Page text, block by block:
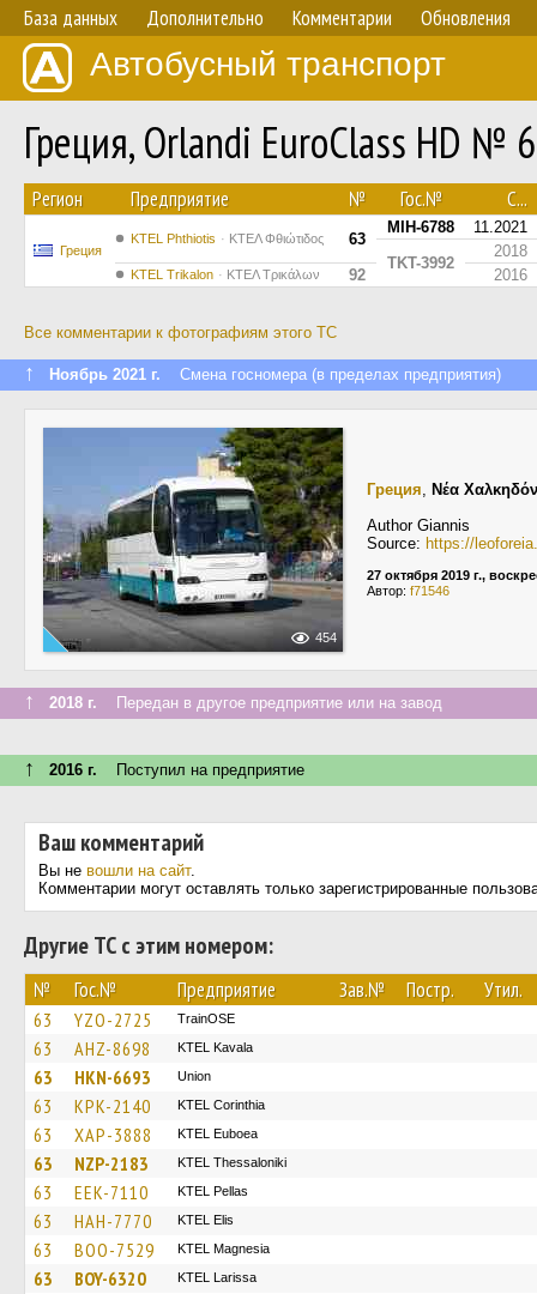
База данных Дополнительно Комментарии Обновления
Автобусный транспорт
Греция, Orlandi EuroClass HD №
Регион Предприятие № Гос.№ С...
Греция
ΚΤΕL Phthiotis ΚΤΕΛ Φθιώτιδος 63
MIH-6788
11.2021
TKT-3992
2018
ΚΤΕL Τrikalon ΚΤΕΛ Τρικάλων 92 2016
Все комментарии к фотографиям этого ТС
↑ Ноябрь 2021 г. Смена госномера (в пределах предприятия)
454
Греция, Νέα
Author Giannis
Source: https://
27 октября 2019 г.,
Автор: f71546
↑ 2018 г. Передан в другое предприятие или на завод
↑ 2016 г. Поступил на предприятие
Ваш комментарий
Вы не вошли на сайт.
Комментарии могут оставлять только зарегистрированные
Другие ТС с этим номером:
№ Гос.№ Предприятие Зав.№ Постр. Утил.
63 YZO-2725 TrainΟSE
63 AHZ-8698 KTEL Kavala
63 HKN-6693 Union
63 KPK-2140 KTEL Corinthia
63 XAP-3888 ΚΤΕL Euboea
63 NZP-2183 KTEL Thessaloniki
63 EEK-7110 KTEL Pellas
63 HAH-7770 KTEL Elis
63 BOO-7529 ΚΤΕL Magnesia
63 BOY-6320 KTEL Larissa